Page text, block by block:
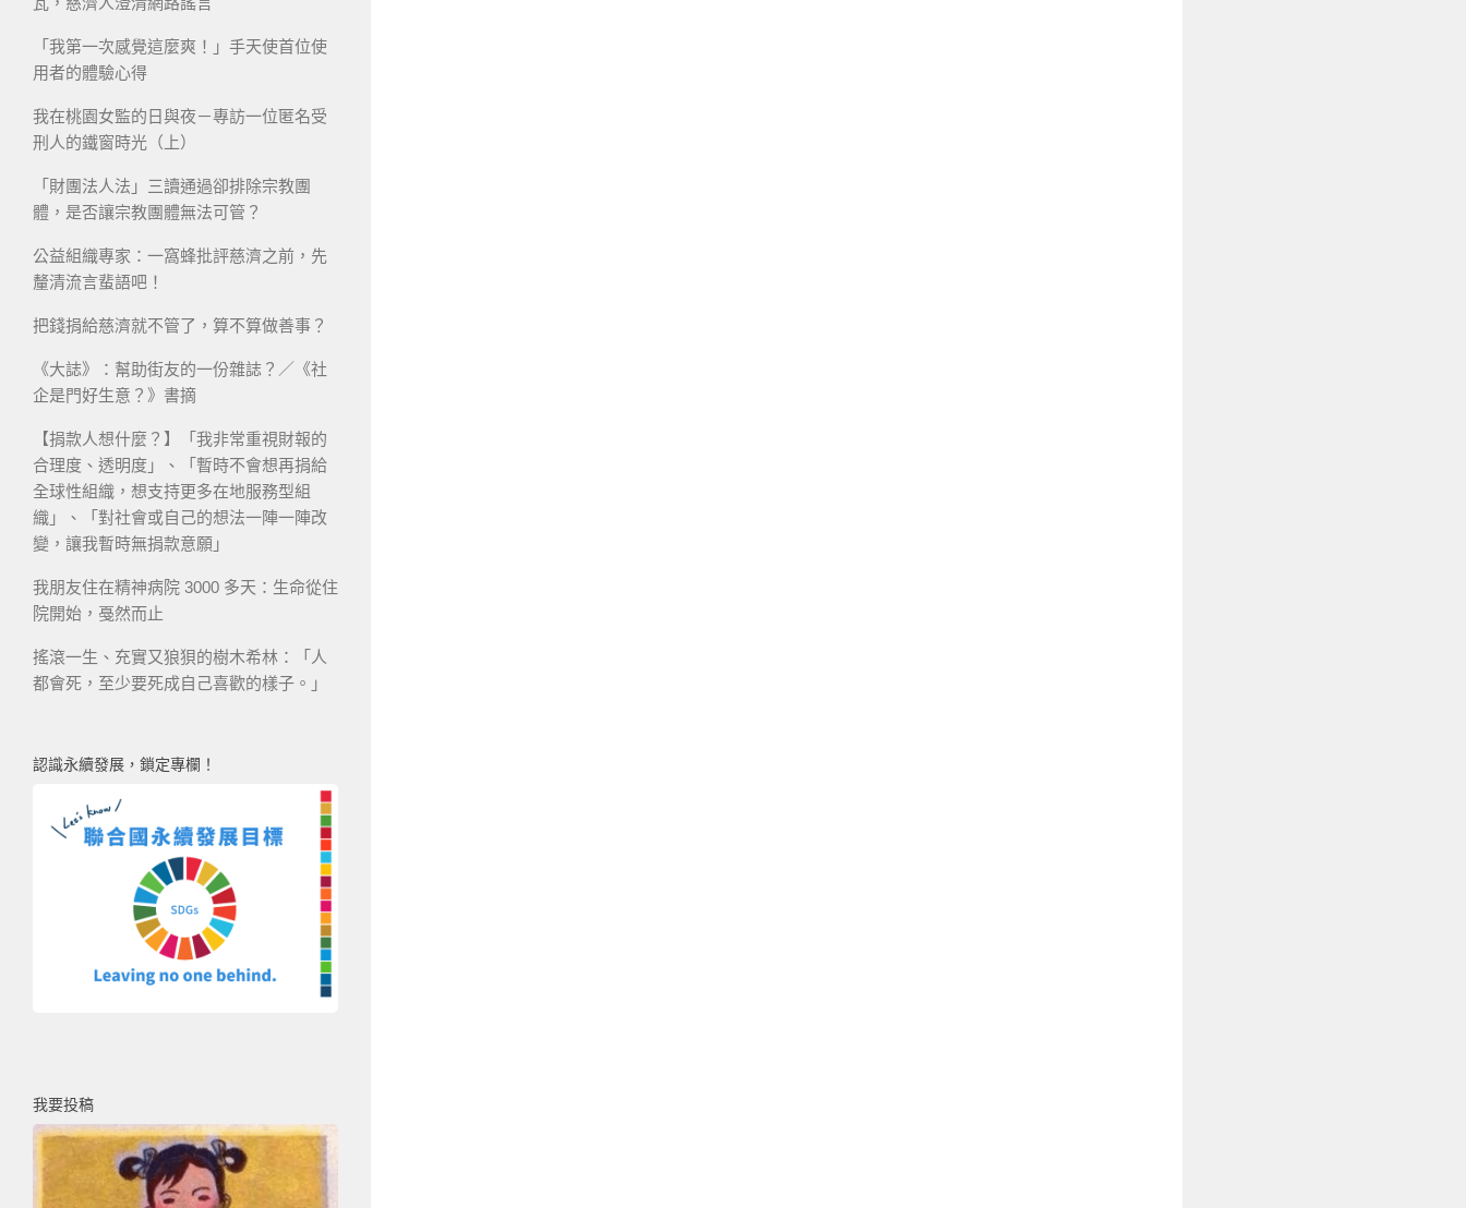
「我第一次感覺這麼爽！」手天使首位使
用者的體驗心得
我在桃園女監的日與夜－專訪一位匿名受
刑人的鐵窗時光（上）
「財團法人法」三讀通過卻排除宗教團
體，是否讓宗教團體無法可管？
公益組織專家：一窩蜂批評慈濟之前，先
釐清流言蜚語吧！
把錢捐給慈濟就不管了，算不算做善事？
《大誌》：幫助街友的一份雜誌？／《社
企是門好生意？》書摘
【捐款人想什麼？】「我非常重視財報的
合理度、透明度」、「暫時不會想再捐給
全球性組織，想支持更多在地服務型組
織」、「對社會或自己的想法一陣一陣改
變，讓我暫時無捐款意願」
我朋友住在精神病院 3000 多天：生命從住
院開始，戞然而止
搖滾一生、充實又狼狽的樹木希林：「人
都會死，至少要死成自己喜歡的樣子。」
認識永續發展，鎖定專欄！
我要投稿